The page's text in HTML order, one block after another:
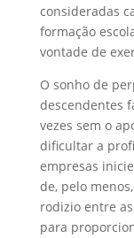
consideradas
formação
vontade de
O sonho de
descendentes
vezes sem o
dificultar a
empresas
de, pelo
rodizio entre
para